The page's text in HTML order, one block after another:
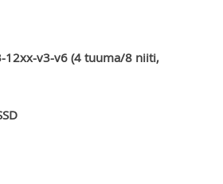
12xx-v3-v6 (4 tuuma/8 niiti,